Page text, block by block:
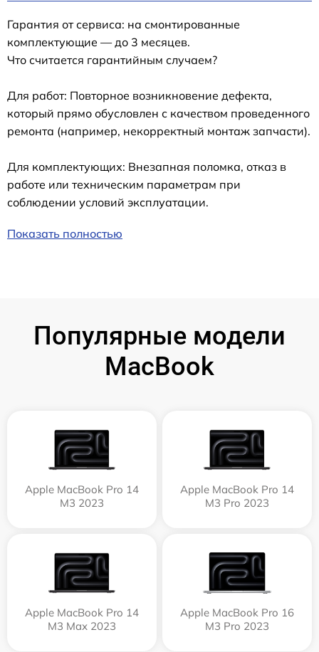
Гарантия от сервиса: на смонтированные
комплектующие — до 3 месяцев.
Что считается гарантийным случаем?
Для работ: Повторное возникновение дефекта,
который прямо обусловлен с качеством проведенного
ремонта (например, некорректный монтаж запчасти).
Для комплектующих: Внезапная поломка, отказ в
работе или техническим параметрам при
соблюдении условий эксплуатации.
Показать полностью
Популярные модели
MacBook
Apple MacBook Pro 14
M3 2023
Apple MacBook Pro 14
M3 Pro 2023
Apple MacBook Pro 14
M3 Max 2023
Apple MacBook Pro 16
M3 Pro 2023